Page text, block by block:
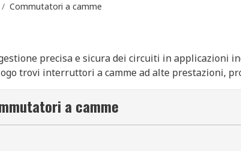
/ Commutatori a camme
precisa e sicura dei circuiti in applicazioni
trovi interruttori a camme ad alte prestazioni,
in totale sicurezza, grazie a metodi di
catalogo
a camme